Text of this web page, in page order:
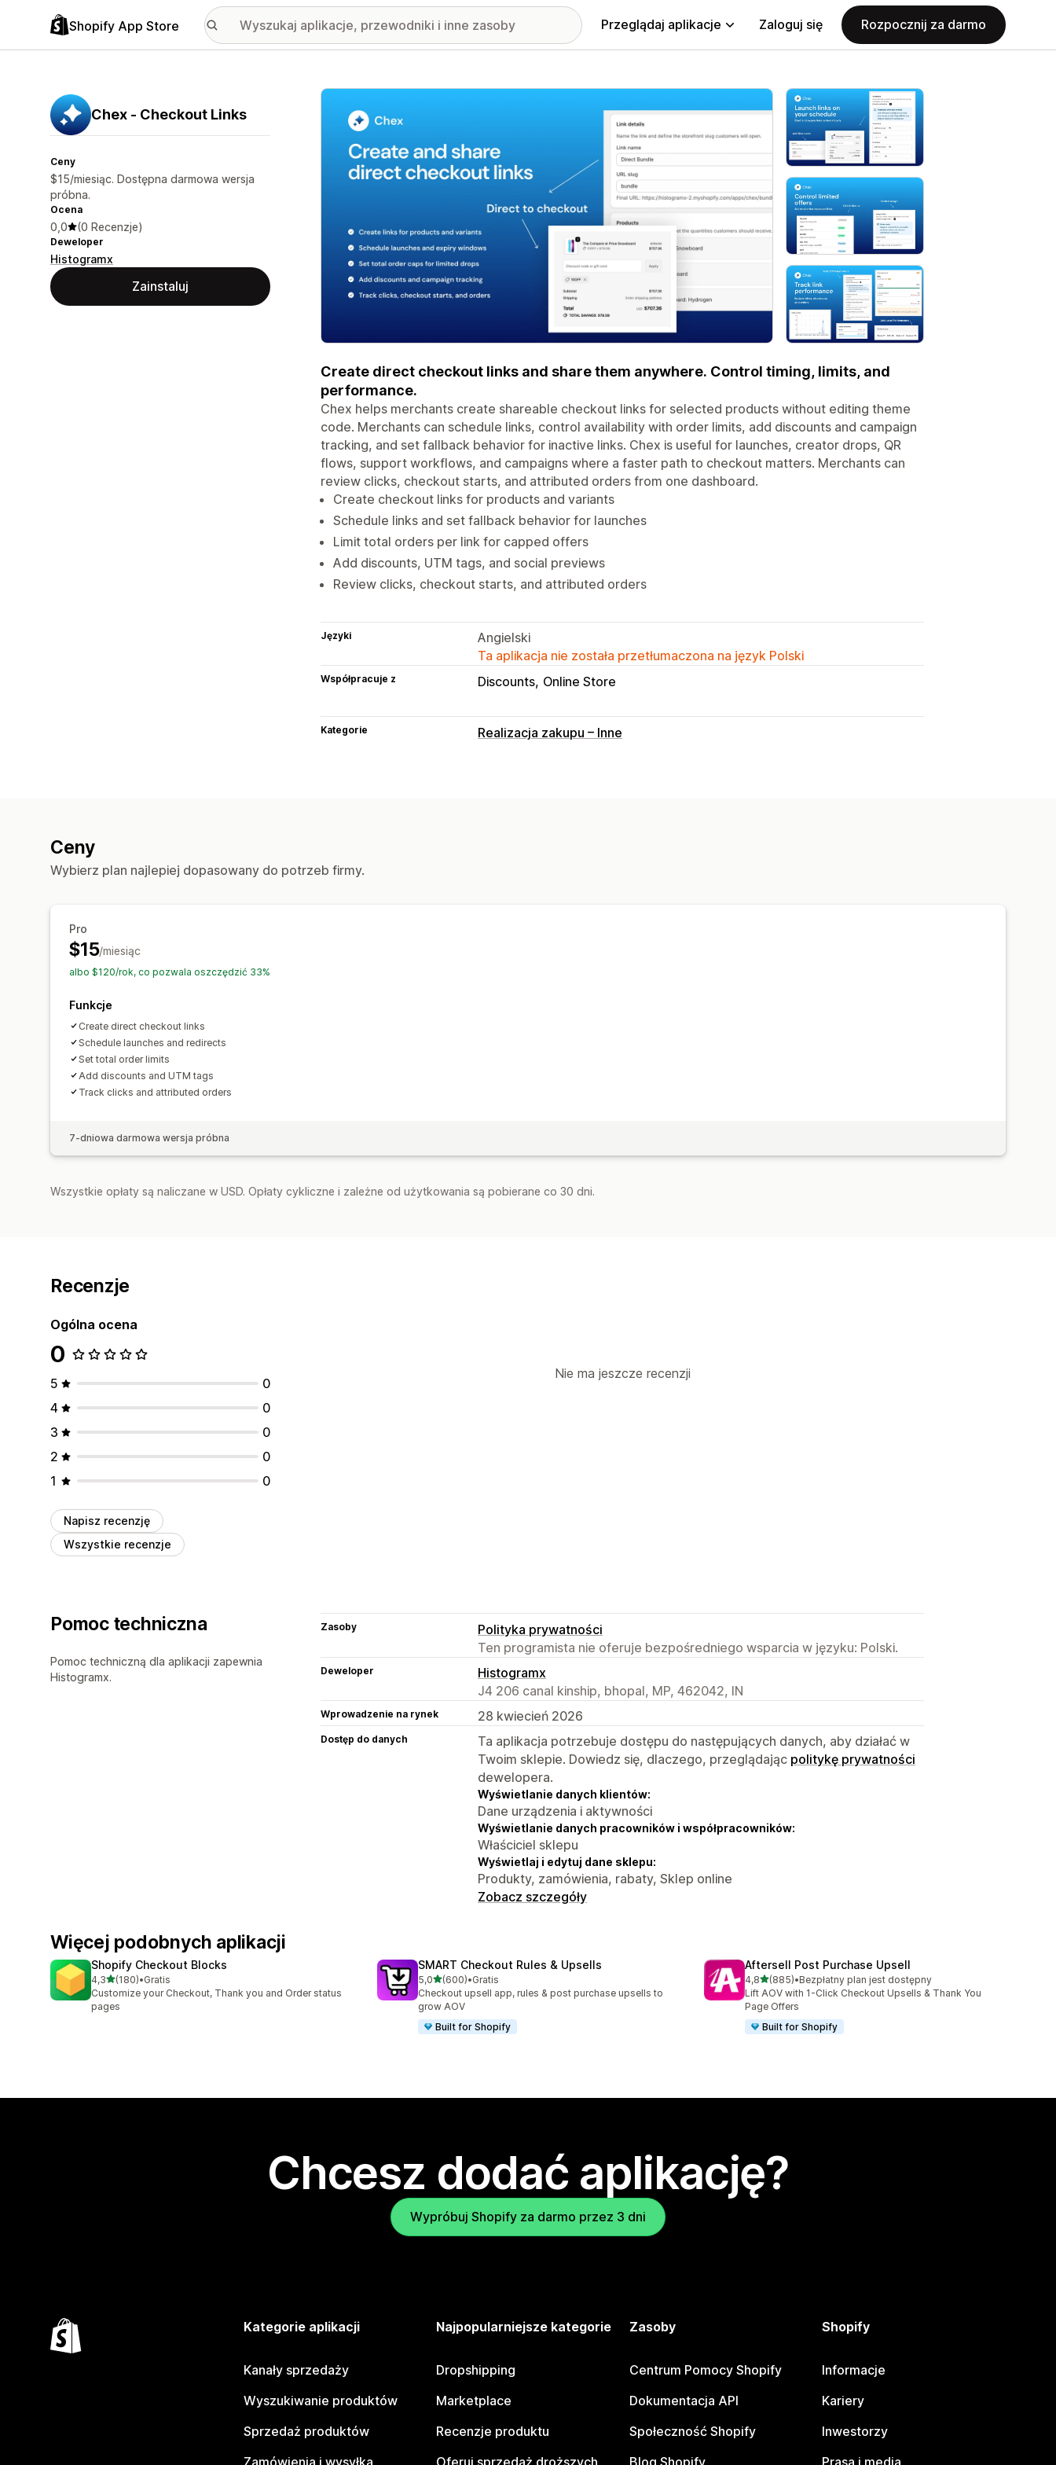
Shopify App Store Przeglądaj aplikacje Zaloguj się Rozpocznij za darmo
Chex ‑ Checkout Links
Ceny
$15/miesiąc. Dostępna darmowa wersja
próbna.
Ocena
0,0 (0 Recenzje)
Deweloper
Histogramx
Zainstaluj
Wyróżnione obrazy w galerii
Create direct checkout links and share them anywhere. Control timing, limits, and
performance.
Chex helps merchants create shareable checkout links for selected products without editing theme
code. Merchants can schedule links, control availability with order limits, add discounts and campaign
tracking, and set fallback behavior for inactive links. Chex is useful for launches, creator drops, QR
flows, support workflows, and campaigns where a faster path to checkout matters. Merchants can
review clicks, checkout starts, and attributed orders from one dashboard.
Create checkout links for products and variants
Schedule links and set fallback behavior for launches
Limit total orders per link for capped offers
Add discounts, UTM tags, and social previews
Review clicks, checkout starts, and attributed orders
Języki
Angielski
Ta aplikacja nie została przetłumaczona na język Polski
Współpracuje z Discounts Online Store
Kategorie Realizacja zakupu – Inne
Ceny
Wybierz plan najlepiej dopasowany do potrzeb firmy.
Pro
$15/miesiąc
albo $120/rok, co pozwala oszczędzić 33%
Funkcje
Create direct checkout links
Schedule launches and redirects
Set total order limits
Add discounts and UTM tags
Track clicks and attributed orders
7-dniowa darmowa wersja próbna
Wszystkie opłaty są naliczane w USD. Opłaty cykliczne i zależne od użytkowania są pobierane co 30 dni.
Recenzje
Ogólna ocena
0
5
0
4
0
3
0
2
0
1
0
Napisz recenzję
Wszystkie recenzje
Nie ma jeszcze recenzji
Pomoc techniczna
Pomoc techniczną dla aplikacji zapewnia
Histogramx.
Zasoby
Polityka prywatności
Ten programista nie oferuje bezpośredniego wsparcia w języku: Polski.
Deweloper
Histogramx
J4 206 canal kinship, bhopal, MP, 462042, IN
Wprowadzenie na rynek 28 kwiecień 2026
Dostęp do danych
Ta aplikacja potrzebuje dostępu do następujących danych, aby działać w
Twoim sklepie. Dowiedz się, dlaczego, przeglądając politykę prywatności
dewelopera.
Wyświetlanie danych klientów:
Dane urządzenia i aktywności
Wyświetlanie danych pracowników i współpracowników:
Właściciel sklepu
Wyświetlaj i edytuj dane sklepu:
Produkty, zamówienia, rabaty, Sklep online
Zobacz szczegóły
Więcej podobnych aplikacji
Shopify Checkout Blocks
4,3na 5 gwiazdek
(180)
Łączna liczba recenzji: 180
•Gratis
Customize your Checkout, Thank you and Order status
pages
SMART Checkout Rules & Upsells
5,0na 5 gwiazdek
(600)
Łączna liczba recenzji: 600
•Gratis
Checkout upsell app, rules & post purchase upsells to
grow AOV
Built for Shopify
Aftersell Post Purchase Upsell
4,8na 5 gwiazdek
(885)
Łączna liczba recenzji: 885
•Bezpłatny plan jest dostępny
Lift AOV with 1-Click Checkout Upsells & Thank You
Page Offers
Built for Shopify
Chcesz dodać aplikację?
Wypróbuj Shopify za darmo przez 3 dni
Kategorie aplikacji
Kanały sprzedaży
Wyszukiwanie produktów
Sprzedaż produktów
Najpopularniejsze kategorie
Dropshipping
Marketplace
Recenzje produktu
Zasoby
Centrum Pomocy Shopify
Dokumentacja API
Społeczność Shopify
Shopify
Informacje
Kariery
Inwestorzy